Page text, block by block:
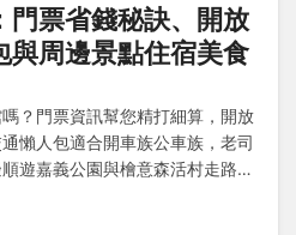
門票省錢秘訣、開放
與周邊景點住宿美食
？門票資訊幫您精打細算，開放
懶人包適合開車族公車族，老司
遊嘉義公園與檜意森活村走路就
遊！